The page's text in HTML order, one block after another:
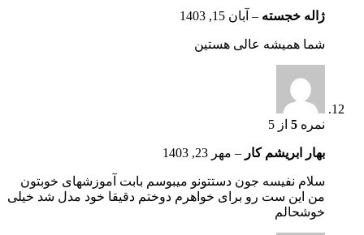
ژاله خجسته – آبان 15, 1403
شما همیشه عالی هستین
نمره 5 از 5
بهار ابریشم کار – مهر 23, 1403
سلام نفیسه جون دستتونو میبوسم بابت آموزشهای خوبتون
من این ست رو برای خواهرم دوختم دقیقا خود مدل شد خیلی
خوشحالم